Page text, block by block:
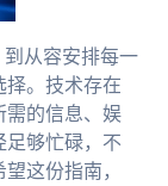
到从容安排每一
择。技术存在
需的信息、娱
足够忙碌，不
这份指南，